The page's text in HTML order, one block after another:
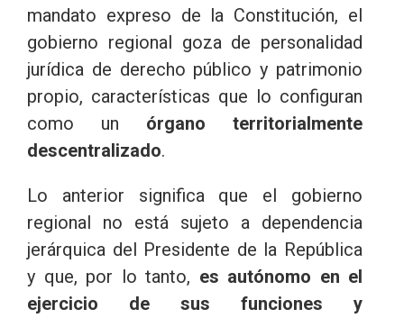
mandato expreso de la Constitución, el
gobierno regional goza de personalidad
jurídica de derecho público y patrimonio
propio, características que lo configuran
como un órgano territorialmente
descentralizado.
Lo anterior significa que el gobierno
regional no está sujeto a dependencia
jerárquica del Presidente de la República
y que, por lo tanto, es autónomo en el
ejercicio de sus funciones y